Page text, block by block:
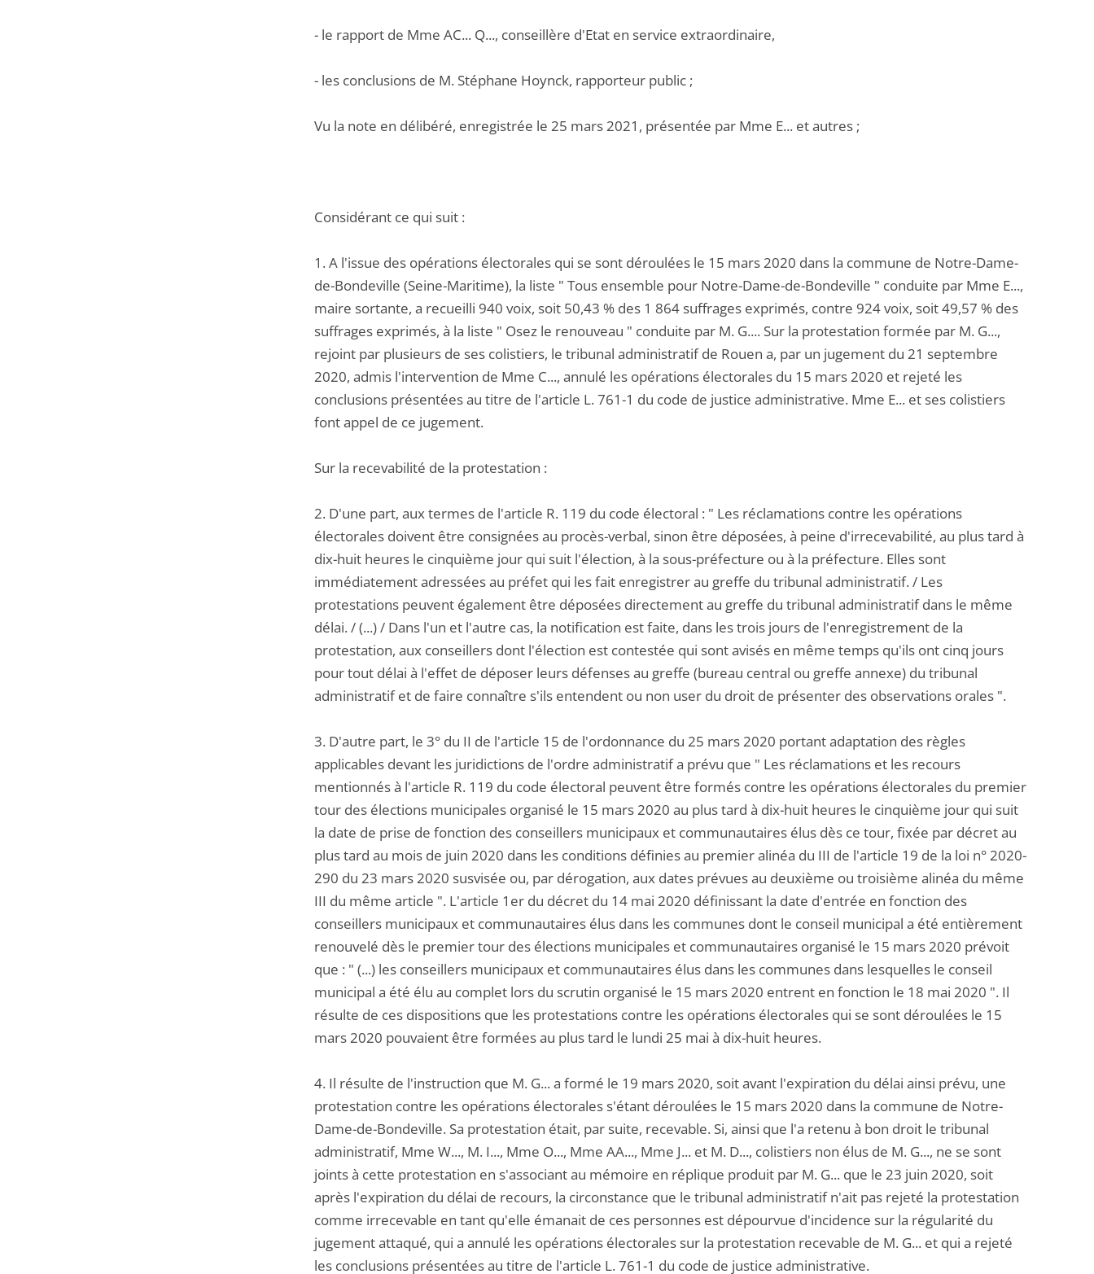
- le rapport de Mme AC... Q..., conseillère d'Etat en service extraordinaire,
- les conclusions de M. Stéphane Hoynck, rapporteur public ;
Vu la note en délibéré, enregistrée le 25 mars 2021, présentée par Mme E... et autres ;
Considérant ce qui suit :
1. A l'issue des opérations électorales qui se sont déroulées le 15 mars 2020 dans la commune de Notre-Dame-
de-Bondeville (Seine-Maritime), la liste " Tous ensemble pour Notre-Dame-de-Bondeville " conduite par Mme E...,
maire sortante, a recueilli 940 voix, soit 50,43 % des 1 864 suffrages exprimés, contre 924 voix, soit 49,57 % des
suffrages exprimés, à la liste " Osez le renouveau " conduite par M. G.... Sur la protestation formée par M. G...,
rejoint par plusieurs de ses colistiers, le tribunal administratif de Rouen a, par un jugement du 21 septembre
2020, admis l'intervention de Mme C..., annulé les opérations électorales du 15 mars 2020 et rejeté les
conclusions présentées au titre de l'article L. 761-1 du code de justice administrative. Mme E... et ses colistiers
font appel de ce jugement.
Sur la recevabilité de la protestation :
2. D'une part, aux termes de l'article R. 119 du code électoral : " Les réclamations contre les opérations
électorales doivent être consignées au procès-verbal, sinon être déposées, à peine d'irrecevabilité, au plus tard à
dix-huit heures le cinquième jour qui suit l'élection, à la sous-préfecture ou à la préfecture. Elles sont
immédiatement adressées au préfet qui les fait enregistrer au greffe du tribunal administratif. / Les
protestations peuvent également être déposées directement au greffe du tribunal administratif dans le même
délai. / (...) / Dans l'un et l'autre cas, la notification est faite, dans les trois jours de l'enregistrement de la
protestation, aux conseillers dont l'élection est contestée qui sont avisés en même temps qu'ils ont cinq jours
pour tout délai à l'effet de déposer leurs défenses au greffe (bureau central ou greffe annexe) du tribunal
administratif et de faire connaître s'ils entendent ou non user du droit de présenter des observations orales ".
3. D'autre part, le 3° du II de l'article 15 de l'ordonnance du 25 mars 2020 portant adaptation des règles
applicables devant les juridictions de l'ordre administratif a prévu que " Les réclamations et les recours
mentionnés à l'article R. 119 du code électoral peuvent être formés contre les opérations électorales du premier
tour des élections municipales organisé le 15 mars 2020 au plus tard à dix-huit heures le cinquième jour qui suit
la date de prise de fonction des conseillers municipaux et communautaires élus dès ce tour, fixée par décret au
plus tard au mois de juin 2020 dans les conditions définies au premier alinéa du III de l'article 19 de la loi n° 2020-
290 du 23 mars 2020 susvisée ou, par dérogation, aux dates prévues au deuxième ou troisième alinéa du même
III du même article ". L'article 1er du décret du 14 mai 2020 définissant la date d'entrée en fonction des
conseillers municipaux et communautaires élus dans les communes dont le conseil municipal a été entièrement
renouvelé dès le premier tour des élections municipales et communautaires organisé le 15 mars 2020 prévoit
que : " (...) les conseillers municipaux et communautaires élus dans les communes dans lesquelles le conseil
municipal a été élu au complet lors du scrutin organisé le 15 mars 2020 entrent en fonction le 18 mai 2020 ". Il
résulte de ces dispositions que les protestations contre les opérations électorales qui se sont déroulées le 15
mars 2020 pouvaient être formées au plus tard le lundi 25 mai à dix-huit heures.
4. Il résulte de l'instruction que M. G... a formé le 19 mars 2020, soit avant l'expiration du délai ainsi prévu, une
protestation contre les opérations électorales s'étant déroulées le 15 mars 2020 dans la commune de Notre-
Dame-de-Bondeville. Sa protestation était, par suite, recevable. Si, ainsi que l'a retenu à bon droit le tribunal
administratif, Mme W..., M. I..., Mme O..., Mme AA..., Mme J... et M. D..., colistiers non élus de M. G..., ne se sont
joints à cette protestation en s'associant au mémoire en réplique produit par M. G... que le 23 juin 2020, soit
après l'expiration du délai de recours, la circonstance que le tribunal administratif n'ait pas rejeté la protestation
comme irrecevable en tant qu'elle émanait de ces personnes est dépourvue d'incidence sur la régularité du
jugement attaqué, qui a annulé les opérations électorales sur la protestation recevable de M. G... et qui a rejeté
les conclusions présentées au titre de l'article L. 761-1 du code de justice administrative.